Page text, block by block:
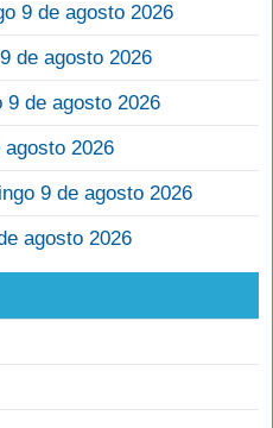
9 de agosto 2026
de agosto 2026
9 de agosto 2026
2026
9 de agosto 2026
agosto 2026